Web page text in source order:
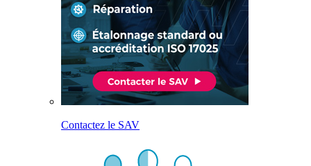
Contactez le SAV